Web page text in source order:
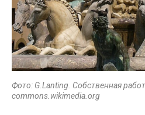
Фото: G.Lanting. Собственная
commons.wikimedia.org